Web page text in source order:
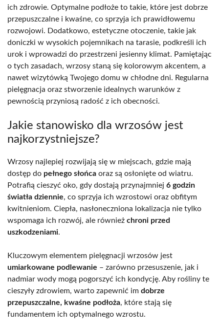
ich zdrowie. Optymalne podłoże to takie, które jest dobrze
przepuszczalne i kwaśne, co sprzyja ich prawidłowemu
rozwojowi. Dodatkowo, estetyczne otoczenie, takie jak
doniczki w wysokich pojemnikach na tarasie, podkreśli ich
urok i wprowadzi do przestrzeni jesienny klimat. Pamiętając
o tych zasadach, wrzosy staną się kolorowym akcentem, a
nawet wizytówką Twojego domu w chłodne dni. Regularna
pielęgnacja oraz stworzenie idealnych warunków z
pewnością przyniosą radość z ich obecności.
Jakie stanowisko dla wrzosów jest
najkorzystniejsze?
Wrzosy najlepiej rozwijają się w miejscach, gdzie mają
dostęp do pełnego słońca oraz są osłonięte od wiatru.
Potrafią cieszyć oko, gdy dostają przynajmniej 6 godzin
światła dziennie, co sprzyja ich wzrostowi oraz obfitym
kwitnieniom. Ciepła, nasłoneczniona lokalizacja nie tylko
wspomaga ich rozwój, ale również chroni przed
uszkodzeniami.
Kluczowym elementem pielęgnacji wrzosów jest
umiarkowane podlewanie – zarówno przesuszenie, jak i
nadmiar wody mogą pogorszyć ich kondycję. Aby rośliny te
cieszyły zdrowiem, warto zapewnić im dobrze
przepuszczalne, kwaśne podłoża, które stają się
fundamentem ich optymalnego wzrostu.